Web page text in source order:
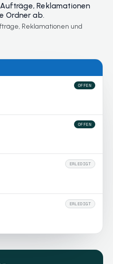
Reklamationen
Ordner ab.
Reklamationen und
OFFEN
OFFEN
ERLEDIGT
ERLEDIGT